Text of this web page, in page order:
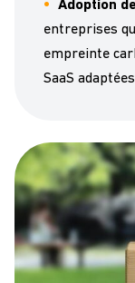
Adoption
entreprises
empreinte
SaaS